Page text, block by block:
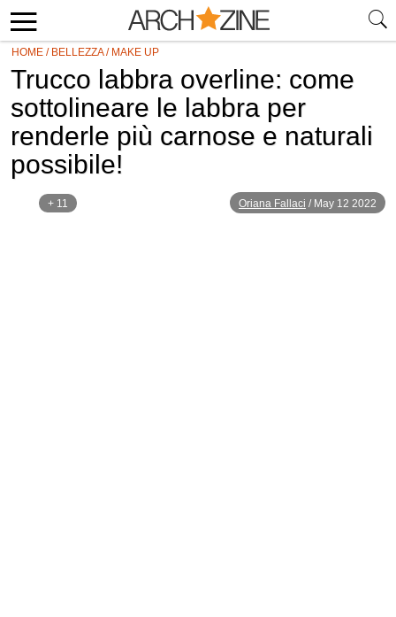
HOME / BELLEZZA/ MAKE UP
Trucco labbra overline: come
sottolineare le labbra per
renderle più carnose e naturali
possibile!
+ 11 Oriana Fallaci / May 12 2022